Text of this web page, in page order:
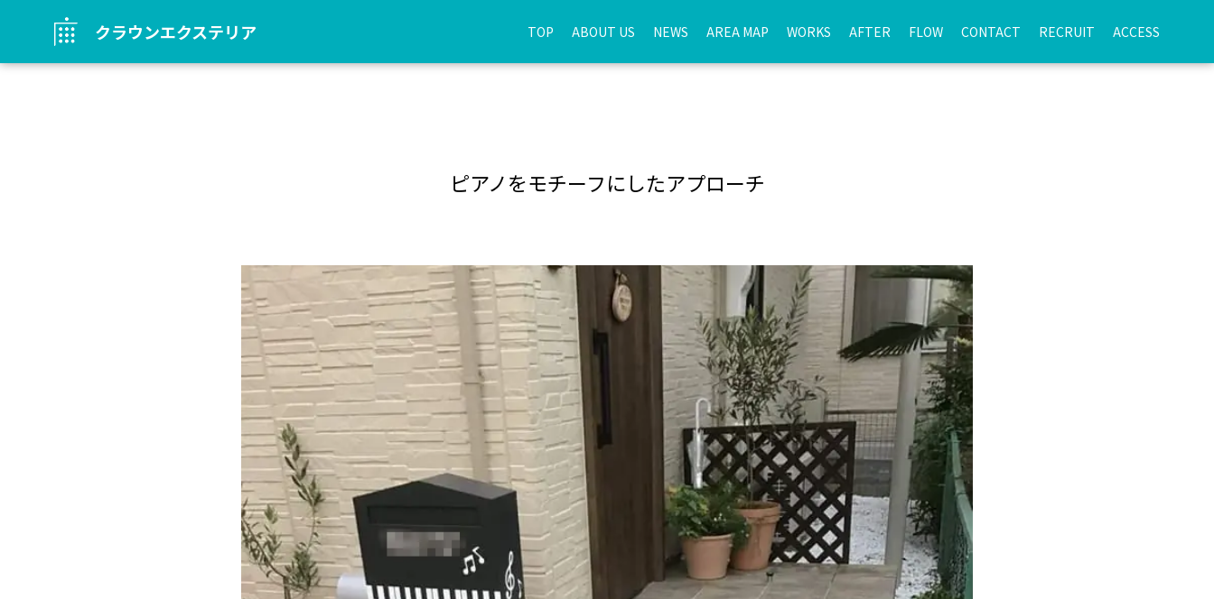
クラウンエクステリア TOP ABOUT US NEWS AREA MAP WORKS AFTER FLOW CONTACT RECRUIT ACCESS
ピアノをモチーフにしたアプローチ